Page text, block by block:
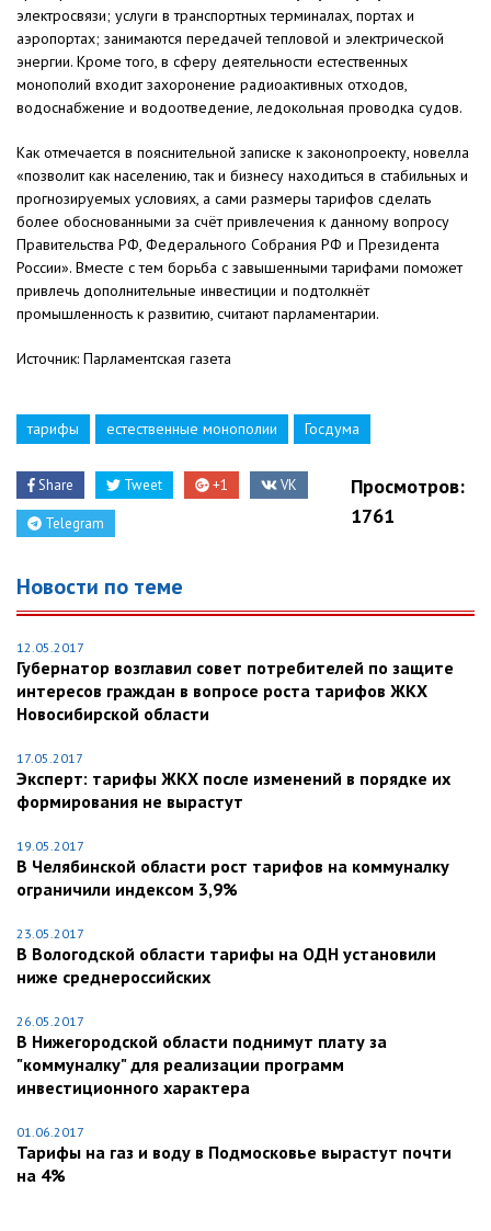
электросвязи; услуги в транспортных терминалах, портах и
аэропортах; занимаются передачей тепловой и электрической
энергии. Кроме того, в сферу деятельности естественных
монополий входит захоронение радиоактивных отходов,
водоснабжение и водоотведение, ледокольная проводка судов.
Как отмечается в пояснительной записке к законопроекту, новелла
«позволит как населению, так и бизнесу находиться в стабильных и
прогнозируемых условиях, а сами размеры тарифов сделать
более обоснованными за счёт привлечения к данному вопросу
Правительства РФ, Федерального Собрания РФ и Президента
России». Вместе с тем борьба с завышенными тарифами поможет
привлечь дополнительные инвестиции и подтолкнёт
промышленность к развитию, считают парламентарии.
Источник: Парламентская газета
тарифы естественные монополии Госдума
Share Tweet +1 VK
Telegram
Просмотров:
1761
Новости по теме
12.05.2017
Губернатор возглавил совет потребителей по защите
интересов граждан в вопросе роста тарифов ЖКХ
Новосибирской области
17.05.2017
Эксперт: тарифы ЖКХ после изменений в порядке их
формирования не вырастут
19.05.2017
В Челябинской области рост тарифов на коммуналку
ограничили индексом 3,9%
23.05.2017
В Вологодской области тарифы на ОДН установили
ниже среднероссийских
26.05.2017
В Нижегородской области поднимут плату за
"коммуналку" для реализации программ
инвестиционного характера
01.06.2017
Тарифы на газ и воду в Подмосковье вырастут почти
на 4%